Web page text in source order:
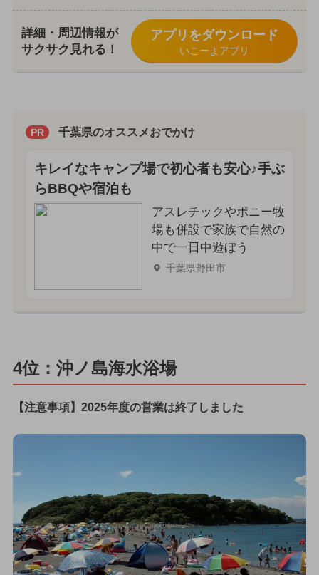
詳細・周辺情報が
サクサク見れる！
アプリをダウンロード
いこーよアプリ
PR 千葉県のオススメおでかけ
キレイなキャンプ場で初心者も安心♪手ぶ
らBBQや宿泊も
アスレチックやポニー牧
場も併設で家族で自然の
中で一日中遊ぼう
千葉県野田市
4位：沖ノ島海水浴場
【注意事項】2025年度の営業は終了しました